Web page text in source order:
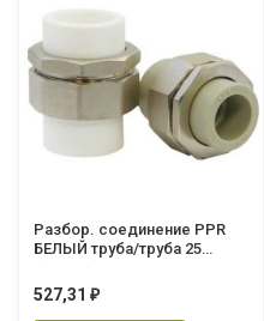
Разбор. соединение PPR
БЕЛЫЙ труба/труба 25
527,31 ₽